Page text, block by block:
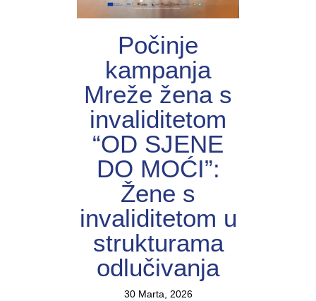
Počinje
kampanja
Mreže žena s
invaliditetom
“OD SJENE
DO MOĆI”:
Žene s
invaliditetom u
strukturama
odlučivanja
30 Marta, 2026